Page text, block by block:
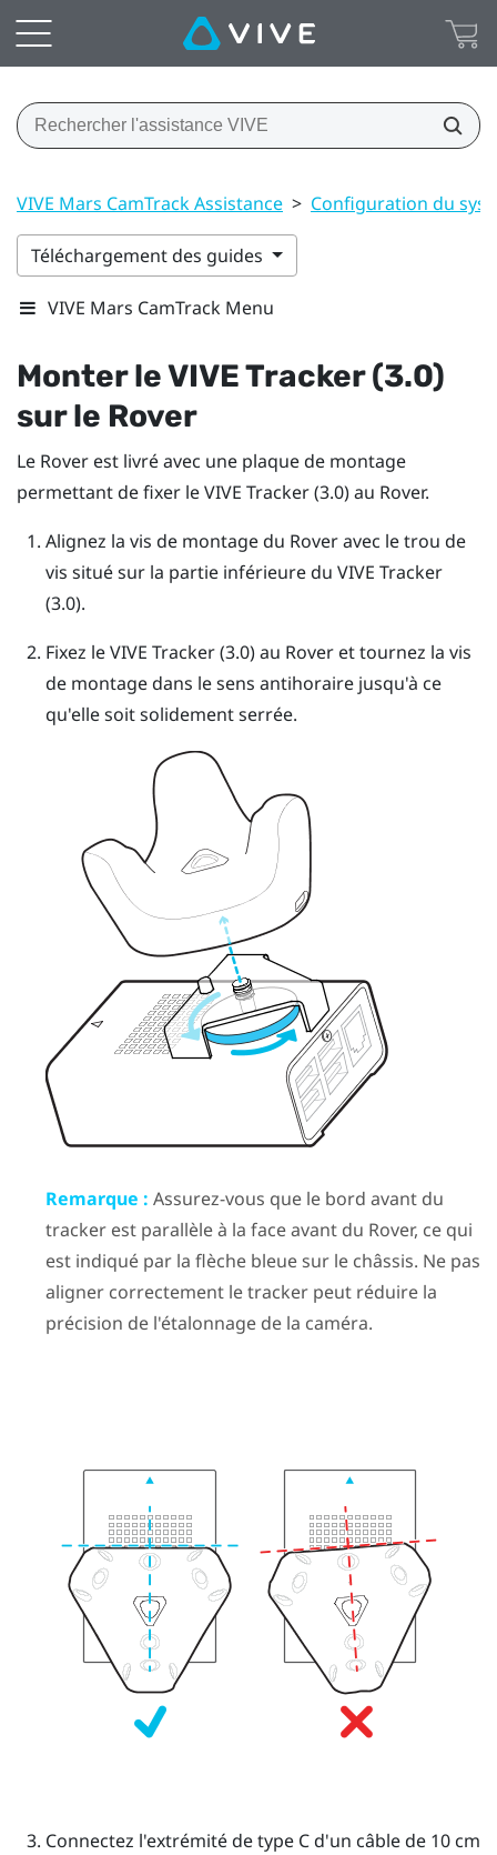
VIVE Mars CamTrack Assistance > Configuration du
Téléchargement des guides
VIVE Mars CamTrack Menu
Monter leVIVE Tracker (3.0)
sur le Rover
Le Rover est livré avec une plaque de montage
permettant de fixer leVIVE Tracker (3.0)au Rover.
Alignez la vis de montage du Roveravec le trou de
vis situé sur la partie inférieure du VIVE Tracker
(3.0).
Fixez leVIVE Tracker (3.0)au Roveret tournez la vis
de montage dans le sens antihoraire jusqu'à ce
qu'elle soit solidement serrée.
Remarque : Assurez-vous que le bord avant du
tracker est parallèle à la face avant du Rover, ce qui
est indiqué par la flèche bleue sur le châssis. Ne pas
aligner correctement le tracker peut réduire la
précision de l'étalonnage de la caméra.
Connectez l'extrémité de type C d'un câble de 10 cm